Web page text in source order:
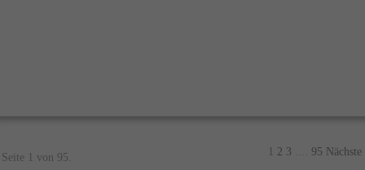
Seite 1 von 95. 1 2 3 95 Nächste